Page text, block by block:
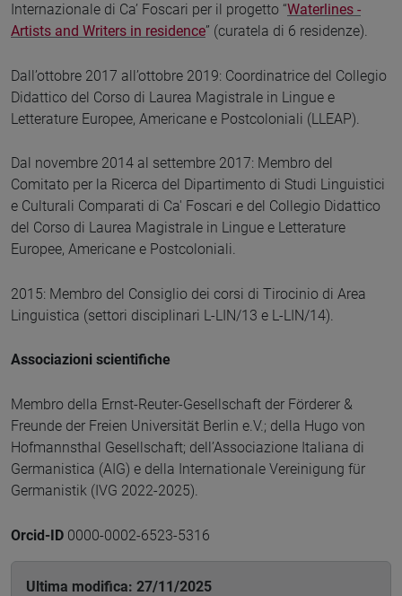
Internazionale di Ca’ Foscari per il progetto “Waterlines -
Artists and Writers in residence” (curatela di 6 residenze).
Dall’ottobre 2017 all’ottobre 2019: Coordinatrice del Collegio
Didattico del Corso di Laurea Magistrale in Lingue e
Letterature Europee, Americane e Postcoloniali (LLEAP).
Dal novembre 2014 al settembre 2017: Membro del
Comitato per la Ricerca del Dipartimento di Studi Linguistici
e Culturali Comparati di Ca' Foscari e del Collegio Didattico
del Corso di Laurea Magistrale in Lingue e Letterature
Europee, Americane e Postcoloniali.
2015: Membro del Consiglio dei corsi di Tirocinio di Area
Linguistica (settori disciplinari L-LIN/13 e L-LIN/14).
Associazioni scientifiche
Membro della Ernst-Reuter-Gesellschaft der Förderer &
Freunde der Freien Universität Berlin e.V.; della Hugo von
Hofmannsthal Gesellschaft; dell’Associazione Italiana di
Germanistica (AIG) e della Internationale Vereinigung für
Germanistik (IVG 2022-2025).
Orcid-ID 0000-0002-6523-5316
Ultima modifica: 27/11/2025